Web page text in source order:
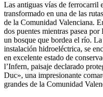
Las antiguas vías de ferrocarril
transformado en una de las
de la Comunidad Valenciana.
dos puentes mientras pasea
un bosque que bordea el río.
instalación hidroeléctrica, se
en excelente estado de
l’Infern, paisaje declarado
Duc», una impresionante
grandes de la Comunidad